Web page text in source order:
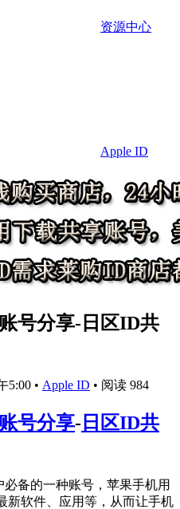
资源中心
Apple ID
号分享-日区ID共
5:00 • Apple ID • 阅读 984
号分享- 日区ID共
备的一种账号，苹果手机用
新软件、应用等，从而让手机